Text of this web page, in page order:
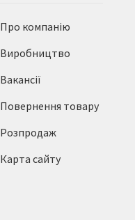
Про компанію
Виробництво
Вакансії
Повернення товару
Розпродаж
Карта сайту